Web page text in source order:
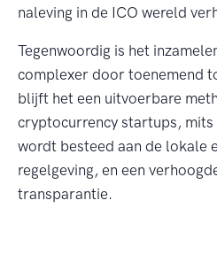
naleving in de ICO wereld
Tegenwoordig is het
complexer door toenemend
blijft het een uitvoerbare
cryptocurrency startups,
wordt besteed aan de lokale
regelgeving, en een
transparantie.